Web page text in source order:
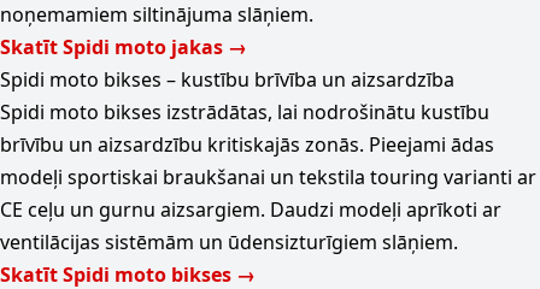
noņemamiem siltinājuma slāņiem.
Skatīt Spidi moto jakas →
Spidi moto bikses – kustību brīvība un aizsardzība
Spidi moto bikses izstrādātas, lai nodrošinātu kustību
brīvību un aizsardzību kritiskajās zonās. Pieejami ādas
modeļi sportiskai braukšanai un tekstila touring varianti ar
CE ceļu un gurnu aizsargiem. Daudzi modeļi aprīkoti ar
ventilācijas sistēmām un ūdensizturīgiem slāņiem.
Skatīt Spidi moto bikses →